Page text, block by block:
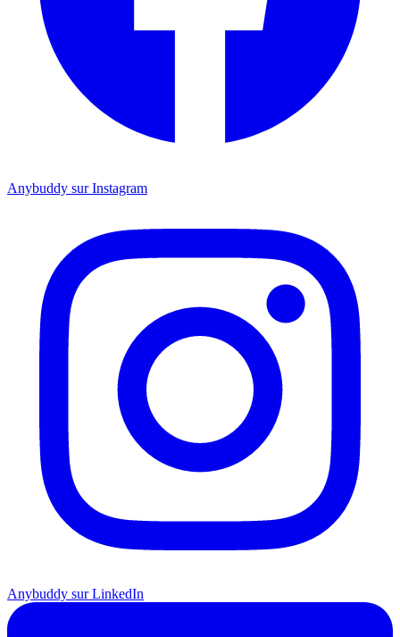
Anybuddy sur Instagram
Anybuddy sur LinkedIn